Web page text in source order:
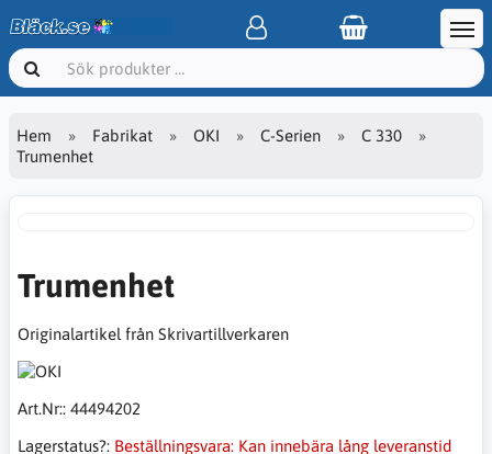
Hem Fabrikat OKI C-Serien
C 330
Trumenhet
Trumenhet
Originalartikel från Skrivartillverkaren
Art.Nr:: 44494202
Lagerstatus?: Beställningsvara: Kan innebära lång leveranstid